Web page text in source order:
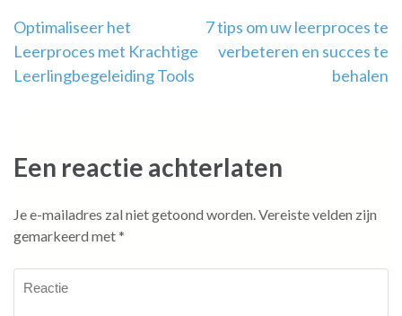
Berichtnavigatie
Optimaliseer het
Leerproces met Krachtige
Leerlingbegeleiding Tools
7 tips om uw leerproces te
verbeteren en succes te
behalen
Een reactie achterlaten
Je e-mailadres zal niet getoond worden. Vereiste velden zijn
gemarkeerd met*